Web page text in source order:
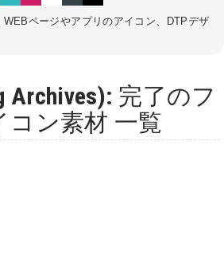
ページやアプリのアイコン、DTPデザ
Archives): 完了のフ
コン素材 一覧